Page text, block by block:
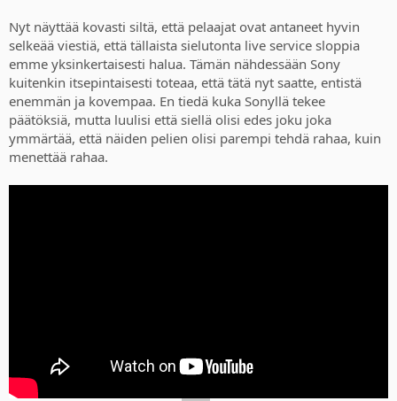
Nyt näyttää kovasti siltä, että pelaajat ovat antaneet hyvin
selkeää viestiä, että tällaista sielutonta live service sloppia
emme yksinkertaisesti halua. Tämän nähdessään Sony
kuitenkin itsepintaisesti toteaa, että tätä nyt saatte, entistä
enemmän ja kovempaa. En tiedä kuka Sonyllä tekee
päätöksiä, mutta luulisi että siellä olisi edes joku joka
ymmärtää, että näiden pelien olisi parempi tehdä rahaa, kuin
menettää rahaa.